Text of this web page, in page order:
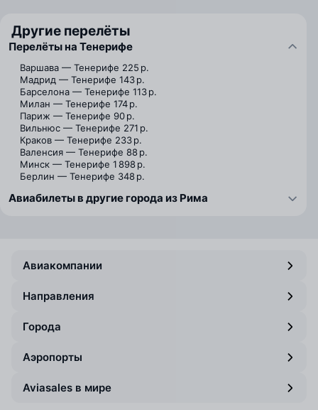
Другие перелёты
Перелёты на Тенерифе
Варшава — Тенерифе 225 р.
Мадрид — Тенерифе 143 р.
Барселона — Тенерифе 113 р.
Милан — Тенерифе 174 р.
Париж — Тенерифе 90 р.
Вильнюс — Тенерифе 271 р.
Краков — Тенерифе 233 р.
Валенсия — Тенерифе 88 р.
Минск — Тенерифе 1 898 р.
Берлин — Тенерифе 348 р.
Авиабилеты в другие города из Рима
Авиакомпании
Направления
Города
Аэропорты
Aviasales в мире